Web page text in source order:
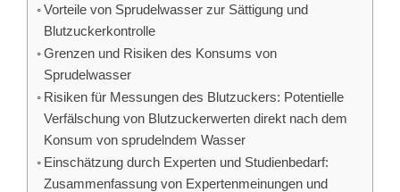
Vorteile von Sprudelwasser zur Sättigung und
Blutzuckerkontrolle
Grenzen und Risiken des Konsums von
Sprudelwasser
Risiken für Messungen des Blutzuckers: Potentielle
Verfälschung von Blutzuckerwerten direkt nach dem
Konsum von sprudelndem Wasser
Einschätzung durch Experten und Studienbedarf:
Zusammenfassung von Expertenmeinungen und